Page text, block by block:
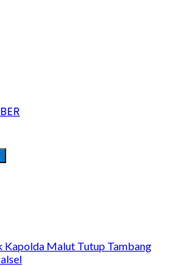
Kapolda Malut Tutup Tambang